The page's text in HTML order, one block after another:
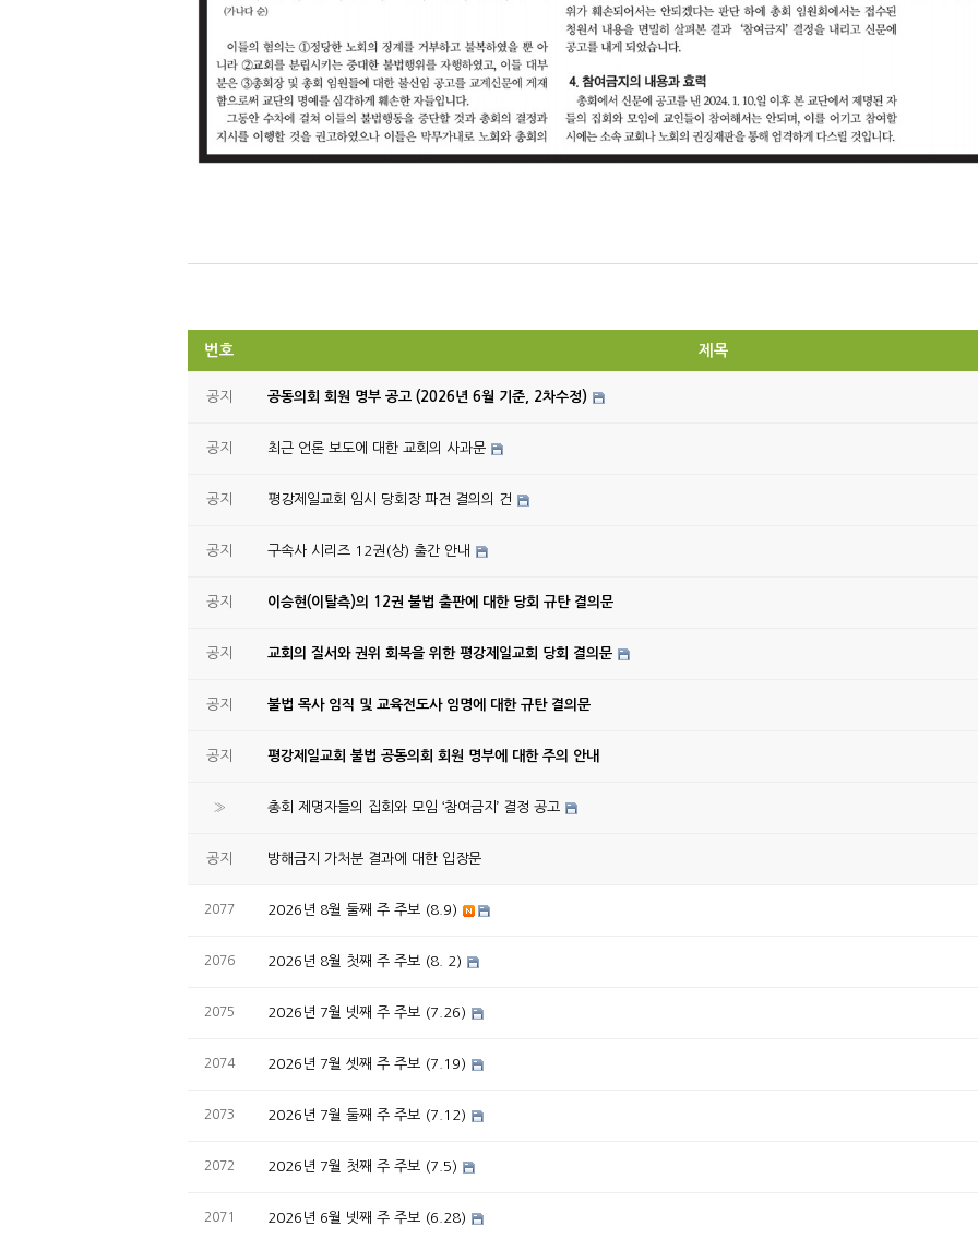
번호 제목
공지 공동의회 회원 명부 공고 (2026년 6월 기준, 2차수정)
공지 최근 언론 보도에 대한 교회의 사과문
공지 평강제일교회 임시 당회장 파견 결의의 건
공지 구속사 시리즈 12권(상) 출간 안내
공지 이승현(이탈측)의 12권 불법 출판에 대한 당회 규탄 결의문
공지 교회의 질서와 권위 회복을 위한 평강제일교회 당회 결의문
공지 불법 목사 임직 및 교육전도사 임명에 대한 규탄 결의문
공지 평강제일교회 불법 공동의회 회원 명부에 대한 주의 안내
» 총회 제명자들의 집회와 모임 ‘참여금지’ 결정 공고
공지 방해금지 가처분 결과에 대한 입장문
2077 2026년 8월 둘째 주 주보 (8.9)
2076 2026년 8월 첫째 주 주보 (8. 2)
2075 2026년 7월 넷째 주 주보 (7.26)
2074 2026년 7월 셋째 주 주보 (7.19)
2073 2026년 7월 둘째 주 주보 (7.12)
2072 2026년 7월 첫째 주 주보 (7.5)
2071 2026년 6월 넷째 주 주보 (6.28)